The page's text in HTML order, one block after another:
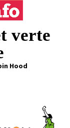
verte
Hood